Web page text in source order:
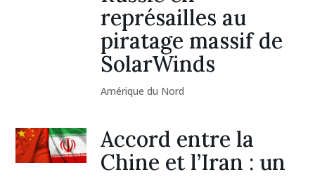
représailles au
piratage massif de
SolarWinds
Amérique du Nord
Accord entre la
Chine et l’Iran : un